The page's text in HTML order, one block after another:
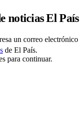
noticias El País
un correo electrónico
de El País.
para continuar.